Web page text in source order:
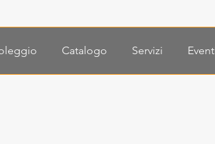
Catalogo Servizi